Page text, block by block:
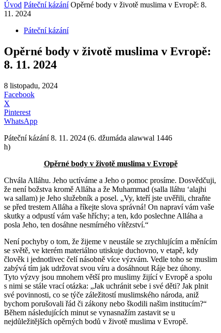
Úvod Páteční kázání Opěrné body v životě muslima v Evropě: 8.
11. 2024
Páteční kázání
Opěrné body v životě muslima v Evropě:
8. 11. 2024
8 listopadu, 2024
Facebook
X
Pinterest
WhatsApp
Páteční kázání 8. 11. 2024 (6. džumáda alawwal 1446
h)
Opěrné body v životě muslima v Evropě
Chvála Alláhu. Jeho uctíváme a Jeho o pomoc prosíme. Dosvědčuji,
že není božstva kromě Alláha a že Muhammad (salla lláhu ʻalajhi
wa sallam) je Jeho služebník a posel. „Vy, kteří jste uvěřili, chraňte
se před trestem Alláha a říkejte slova správná! On napraví vám vaše
skutky a odpustí vám vaše hříchy; a ten, kdo poslechne Alláha a
posla Jeho, ten dosáhne nesmírného vítězství.“
Není pochyby o tom, že žijeme v neustále se zrychlujícím a měnícím
se světě, ve kterém materiálno utiskuje duchovno, v etapě, kdy
člověk i jednotlivec čelí násobně více výzvám. Vedle toho se muslim
zabývá tím jak udržovat svou víru a dosáhnout Ráje bez úhony.
Tyto výzvy jsou mnohem větší pro muslimy žijící v Evropě a spolu
s nimi se stále vrací otázka: „Jak uchránit sebe i své děti? Jak plnit
své povinnosti, co se týče záležitostí muslimského národa, aniž
bychom porušovali řád či zákony nebo škodili našim institucím?“
Během následujících minut se vynasnažím zastavit se u
nejdůležitějších opěrných bodů v životě muslima v Evropě.